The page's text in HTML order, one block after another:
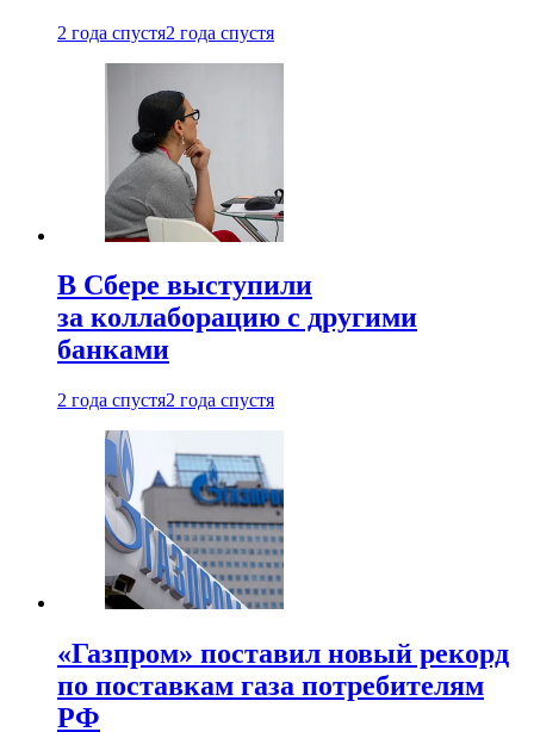
2 года спустя2 года спустя
В Сбере выступили
за коллаборацию с другими
банками
2 года спустя2 года спустя
«Газпром» поставил новый рекорд
по поставкам газа потребителям
РФ